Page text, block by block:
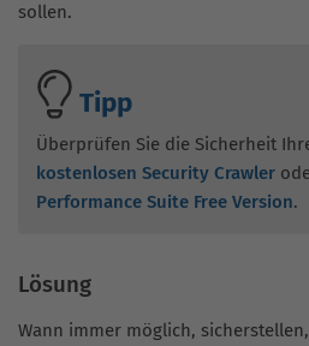
sollen.
Tipp
Überprüfen Sie die Sicherheit
kostenlosen Security Crawler
Performance Suite Free Version.
Lösung
Wann immer möglich,